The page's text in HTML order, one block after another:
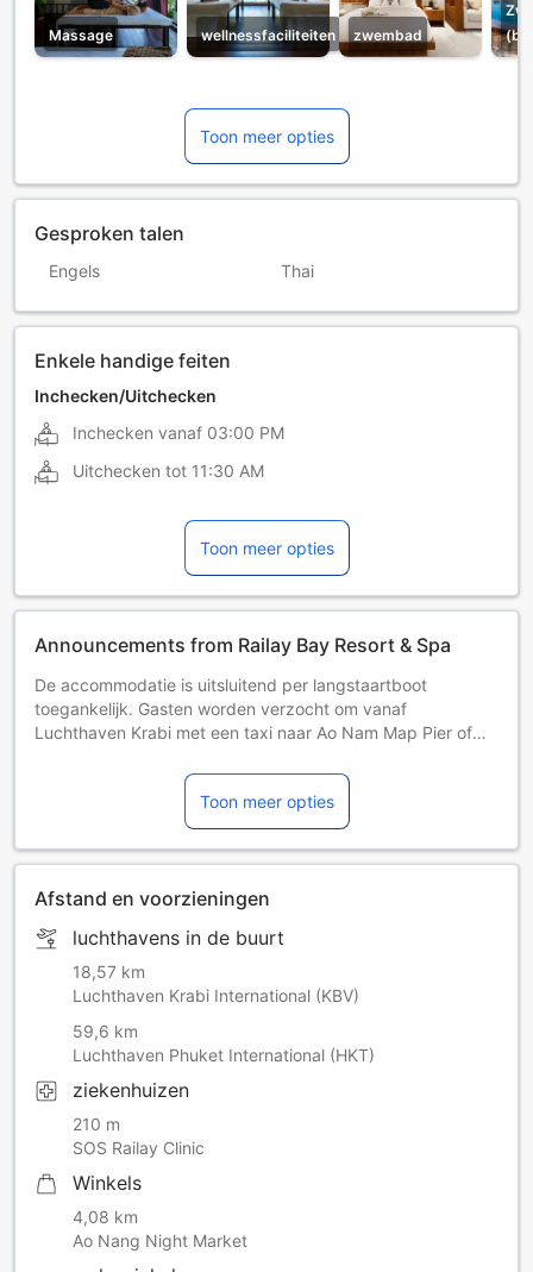
Massage wellnessfaciliteiten zwembad
Toon meer opties
Gesproken talen
Engels Thai
Enkele handige feiten
Inchecken/Uitchecken
Inchecken vanaf 03:00 PM
Uitchecken tot 11:30 AM
Toon meer opties
Announcements from Railay Bay Resort & Spa
De accommodatie is uitsluitend per langstaartboot
toegankelijk. Gasten worden verzocht om vanaf
Luchthaven Krabi met een taxi naar Ao Nam Map Pier of
luchthaventransfertoeslag in rekening gebracht. Neem
voor meer informatie rechtstreeks contact met de
Toon meer opties
Afstand en voorzieningen
luchthavens in de buurt
18,57 km
Luchthaven Krabi International (KBV)
59,6 km
Luchthaven Phuket International (HKT)
ziekenhuizen
210 m
SOS Railay Clinic
Winkels
4,08 km
Ao Nang Night Market